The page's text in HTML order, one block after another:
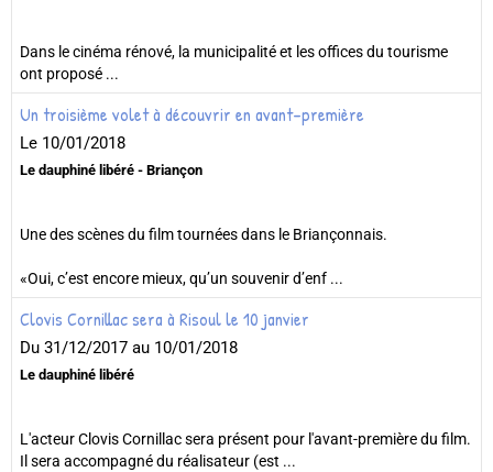
Dans le cinéma rénové, la municipalité et les offices du tourisme
ont proposé ...
Un troisième volet à découvrir en avant-première
Le 10/01/2018
Le dauphiné libéré - Briançon
Une des scènes du film tournées dans le Briançonnais.
«Oui, c’est encore mieux, qu’un souvenir d’enf ...
Clovis Cornillac sera à Risoul le 10 janvier
Du 31/12/2017 au 10/01/2018
Le dauphiné libéré
L'acteur Clovis Cornillac sera présent pour l'avant-première du film.
Il sera accompagné du réalisateur (est ...